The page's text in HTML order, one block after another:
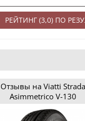
РЕЙТИНГ (3,0) ПО
Отзывы на Viatti Strada
Asimmetriсo V-130